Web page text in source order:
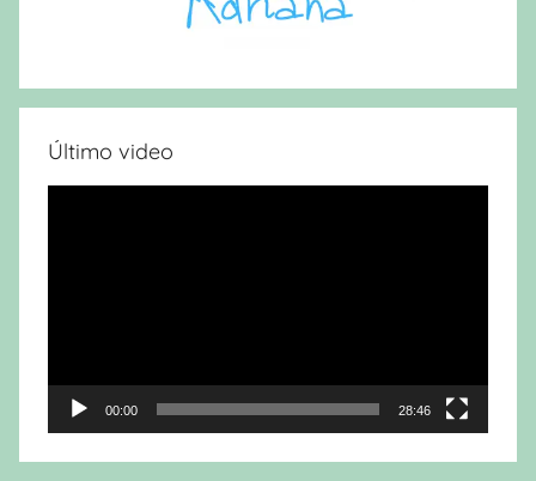
Último video
00:00 28:46